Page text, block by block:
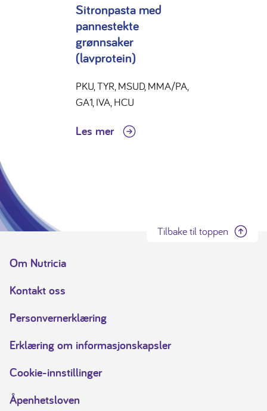
Sitronpasta med
pannestekte
grønnsaker
(lavprotein)
PKU, TYR, MSUD, MMA/PA,
GA1, IVA, HCU
Les mer
Tilbake til toppen
Om Nutricia
Kontakt oss
Personvernerklæring
Erklæring om informasjonskapsler
Cookie-innstillinger
Åpenhetsloven